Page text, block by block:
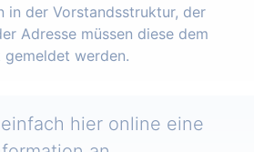
in der Vorstandsstruktur, der
Adresse müssen diese dem
werden.
hier online eine